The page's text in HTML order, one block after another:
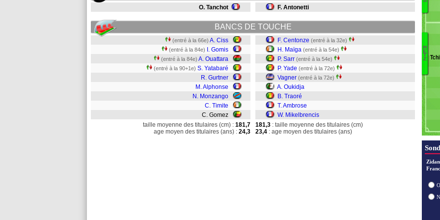
O. Tanchot F. Antonetti
BANCS DE TOUCHE
(entré à la 66e) A. Ciss
(entré à la 84e) I. Gomis
(entré à la 84e) A. Ouattara
(entré à la 90+1e) S. Yatabaré
R. Gurtner
M. Alphonse
N. Monzango
C. Timite
C. Gomez
F. Centonze (entré à la 32e)
H. Maïga (entré à la 54e)
P. Sarr (entré à la 54e)
P. Yade (entré à la 72e)
Vagner (entré à la 72e)
A. Oukidja
B. Traoré
T. Ambrose
W. Mikelbrencis
taille moyenne des titulaires (cm) : 181,7
age moyen des titulaires (ans) : 24,3
181,3 : taille moyenne des titulaires (cm)
23,4 : age moyen des titulaires (ans)
M
E
Z